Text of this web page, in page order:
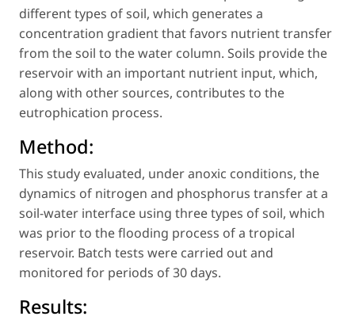
different types of soil, which generates a
concentration gradient that favors nutrient transfer
from the soil to the water column. Soils provide the
reservoir with an important nutrient input, which,
along with other sources, contributes to the
eutrophication process.
Method:
This study evaluated, under anoxic conditions, the
dynamics of nitrogen and phosphorus transfer at a
soil-water interface using three types of soil, which
was prior to the flooding process of a tropical
reservoir. Batch tests were carried out and
monitored for periods of 30 days.
Results: